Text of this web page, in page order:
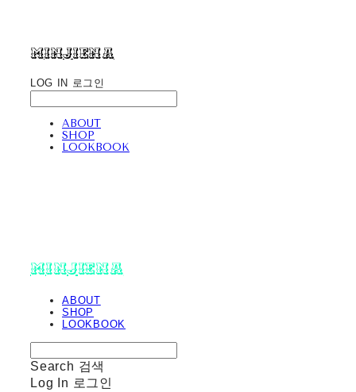
minjiena
LOG IN 로그인
ABOUT
SHOP
LOOKBOOK
minjiena
ABOUT
SHOP
LOOKBOOK
Search 검색
Log In 로그인